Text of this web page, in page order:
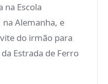
na Escola
na Alemanha, e
do irmão para
Estrada de Ferro